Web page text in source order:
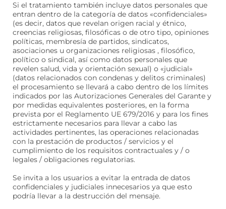
Si el tratamiento también incluye datos personales que
entran dentro de la categoría de datos «confidenciales»
(es decir, datos que revelan origen racial y étnico,
creencias religiosas, filosóficas o de otro tipo, opiniones
políticas, membresía de partidos, sindicatos,
asociaciones u organizaciones religiosas , filosófico,
político o sindical, así como datos personales que
revelen salud, vida y orientación sexual) o «judicial»
(datos relacionados con condenas y delitos criminales)
el procesamiento se llevará a cabo dentro de los límites
indicados por las Autorizaciones Generales del Garante y
por medidas equivalentes posteriores, en la forma
prevista por el Reglamento UE 679/2016 y para los fines
estrictamente necesarios para llevar a cabo las
actividades pertinentes, las operaciones relacionadas
con la prestación de productos / servicios y el
cumplimiento de los requisitos contractuales y / o
legales / obligaciones regulatorias.
Se invita a los usuarios a evitar la entrada de datos
confidenciales y judiciales innecesarios ya que esto
podría llevar a la destrucción del mensaje.